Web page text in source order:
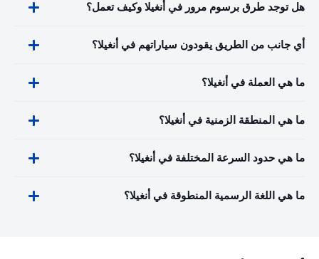
هل توجد طرق برسوم مرور في أنغيلا وكيف تعمل؟
أي جانب من الطريق يقودون سياراتهم في أنغيلا؟
ما هي العملة في أنغيلا؟
ما هي المنطقة الزمنية في أنغيلا؟
ما هي حدود السرعة المختلفة في أنغيلا؟
ما هي اللغة الرسمية المنطوقة في أنغيلا؟